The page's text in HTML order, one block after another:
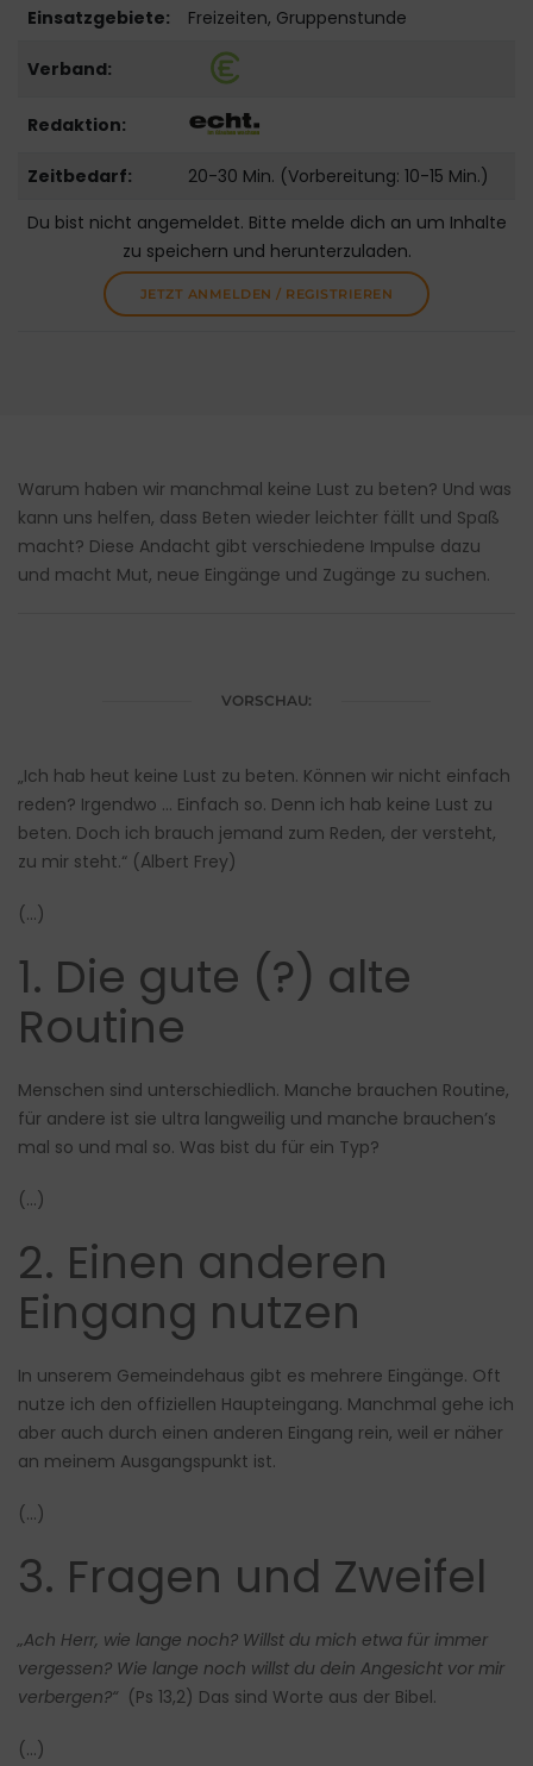
Einsatzgebiete:
Freizeiten, Gruppenstunde
Verband:
Redaktion:
Zeitbedarf:
20-30 Min. (Vorbereitung: 10-15 Min.)
Du bist nicht angemeldet. Bitte melde dich an um Inhalte
zu speichern und herunterzuladen.
JETZT ANMELDEN / REGISTRIEREN
Warum haben wir manchmal keine Lust zu beten? Und was
kann uns helfen, dass Beten wieder leichter fällt und Spaß
macht? Diese Andacht gibt verschiedene Impulse dazu
und macht Mut, neue Eingänge und Zugänge zu suchen.
VORSCHAU:
„Ich hab heut keine Lust zu beten. Können wir nicht einfach
reden? Irgendwo … Einfach so. Denn ich hab keine Lust zu
beten. Doch ich brauch jemand zum Reden, der versteht,
zu mir steht.“ (Albert Frey)
(…)
1. Die gute (?) alte
Routine
Menschen sind unterschiedlich. Manche brauchen Routine,
für andere ist sie ultra langweilig und manche brauchen’s
mal so und mal so. Was bist du für ein Typ?
(…)
2. Einen anderen
Eingang nutzen
In unserem Gemeindehaus gibt es mehrere Eingänge. Oft
nutze ich den offiziellen Haupteingang. Manchmal gehe ich
aber auch durch einen anderen Eingang rein, weil er näher
an meinem Ausgangspunkt ist.
(…)
3. Fragen und Zweifel
„Ach Herr, wie lange noch? Willst du mich etwa für immer
vergessen? Wie lange noch willst du dein Angesicht vor mir
verbergen?“ (Ps 13,2) Das sind Worte aus der Bibel.
(…)